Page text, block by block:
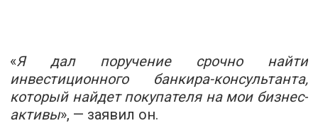
«Я дал поручение срочно найти
инвестиционного банкира-консультанта,
который найдет покупателя на мои бизнес-
активы», — заявил он.